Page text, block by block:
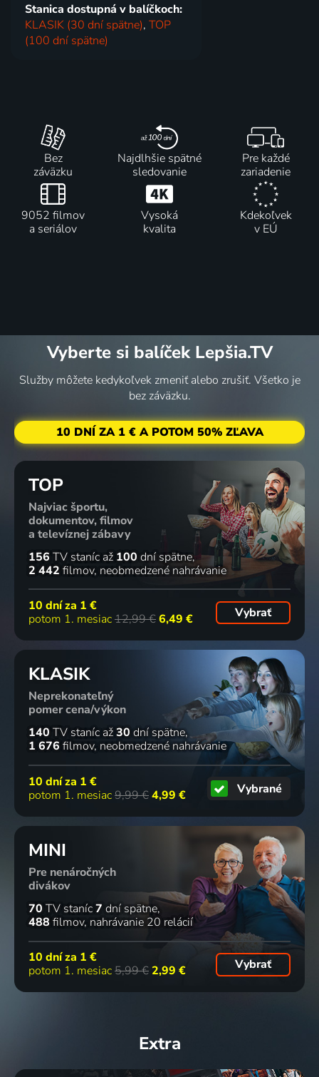
Stanica dostupná v balíčkoch:
KLASIK (30 dní spätne),TOP
(100 dní spätne)
Bez
záväzku
Najdlhšie spätné
sledovanie
Pre každé
zariadenie
9052 filmov
a seriálov
Vysoká
kvalita
Kdekoľvek
v EÚ
Vyberte si balíček Lepšia.TV
Služby môžete kedykoľvek zmeniť alebo zrušiť. Všetko je
bez záväzku.
10 DNÍ ZA 1 € A POTOM 50% ZĽAVA
TOP
Najviac športu,
dokumentov, filmov
a televíznej zábavy
156 TV staníc až 100 dní spätne
2 442 filmov neobmedzené nahrávanie
10 dní za 1 €
potom 1. mesiac12,99 €6,49 € Vybrať
KLASIK
Neprekonateľný
pomer cena/výkon
140 TV staníc až30 dní spätne
1 676 filmov neobmedzené nahrávanie
10 dní za 1 €
potom 1. mesiac9,99 €4,99 € Vybrané
MINI
Pre nenáročných
divákov
70 TV staníc7 dní spätne
488 filmov nahrávanie 20 relácií
10 dní za 1 €
potom 1. mesiac5,99 € 2,99 € Vybrať
Extra